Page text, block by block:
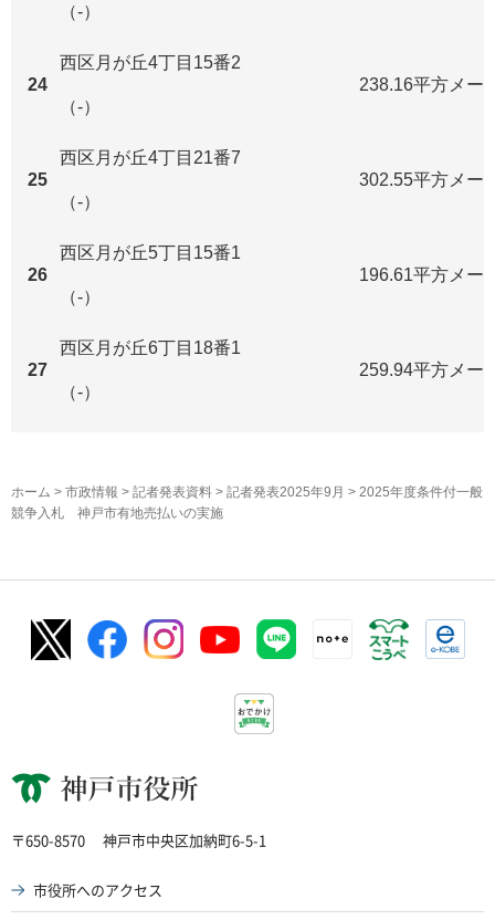
（-）
24
西区月が丘4丁目15番2
（-）
238.16平方メー
25
西区月が丘4丁目21番7
（-）
302.55平方メー
26
西区月が丘5丁目15番1
（-）
196.61平方メー
27
西区月が丘6丁目18番1
（-）
259.94平方メー
ホーム > 市政情報 > 記者発表資料 > 記者発表2025年9月 > 2025年度条件付一般
競争入札 神戸市有地売払いの実施
神戸市役所
〒650-8570 神戸市中央区加納町6-5-1
市役所へのアクセス